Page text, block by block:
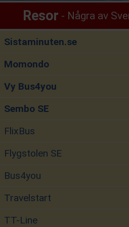
Resor Några av
Sistaminuten.se
Momondo
Vy Bus4you
Sembo SE
FlixBus
Flygstolen SE
Bus4you
Travelstart
TT-Line